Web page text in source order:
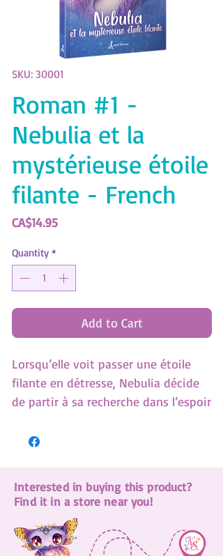
SKU: 30001
Roman #1 -
Nebulia et la
mystérieuse étoile
filante - French
CA$14.95Price
Quantity *
Add to Cart
Lorsqu’elle voit passer une étoile
filante en détresse, Nebulia décide
de partir à sa recherche dans l’espoir
d’étoiles, où travaille son père, pour
d’amies, Nebulia traversera les
différentes régions de la Nébuleuse
argentée à la recherche de son
étoile, mais aussi de ses forces et de
Interested in buying this product?
Find it in a store near you!